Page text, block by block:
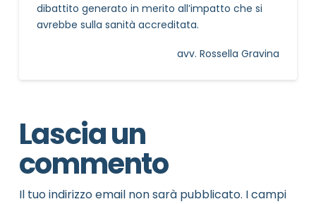
dibattito generato in merito all’impatto che si
avrebbe sulla sanità accreditata.
avv. Rossella Gravina
Lascia un
commento
Il tuo indirizzo email non sarà pubblicato. I campi